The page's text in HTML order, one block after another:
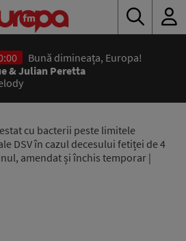
Bună dimineața, Europa!
& Julian Peretta
cu bacterii peste limitele
DSV în cazul decesului fetiței de 4
amendat și închis temporar |